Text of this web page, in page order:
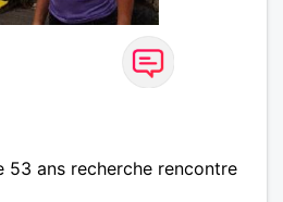
53 ans recherche rencontre